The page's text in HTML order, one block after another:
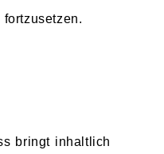
bringt inhaltlich